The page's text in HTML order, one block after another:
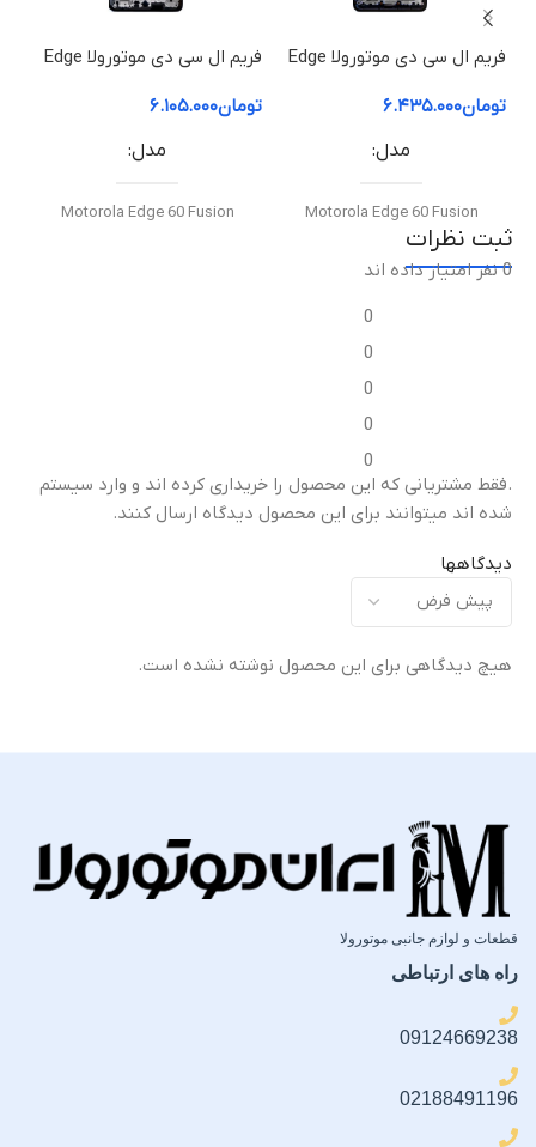
فریم ال سی دی موتورولا Edge
تومان۶.۴۳۵.۰۰۰
مدل
Motorola Edge 60 Fusion
نوع قطعه
فریم ال‌سی‌دی / قاب میانی
تعویض قاب میانی آسیب‌دیده
یا شکسته
کیفیت ساخت
اورجینال (Original Equipment
فریم ال سی دی موتورولا Edge
تومان۶.۱۰۵.۰۰۰
مدل
Motorola Edge 60 Fusion
یا شکسته
ثبت نظرات
0 نفر امتیاز داده اند
0
0
0
0
0
دیدگاهها
هیچ دیدگاهی برای این محصول نوشته نشده است.
.فقط مشتریانی که این محصول را خریداری کرده اند و وارد سیستم
شده اند میتوانند برای این محصول دیدگاه ارسال کنند.
قطعات و لوازم جانبی موتورولا
راه های ارتباطی
09124669238
02188491196